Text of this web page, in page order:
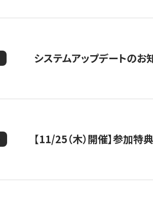
システムアップデートのお
【11/25（木）開催】参加